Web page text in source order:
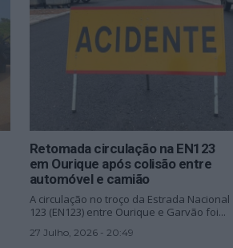
Retomada circulação na EN123
em Ourique após colisão entre
automóvel e camião
A circulação no troço da Estrada Nacional
123 (EN123) entre Ourique e Garvão foi...
27 Julho, 2026 - 20:49